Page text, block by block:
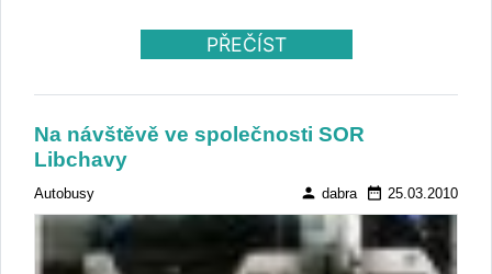
PŘEČÍST
Na návštěvě ve společnosti SOR
Libchavy
Autobusy person dabra date_range 25.03.2010